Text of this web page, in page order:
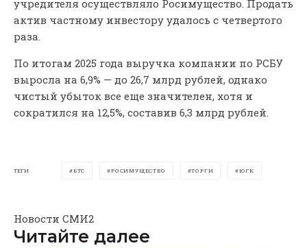
учредителя осуществляло Росимущество. Продать
актив частному инвестору удалось с четвертого
раза.
По итогам 2025 года выручка компании по РСБУ
выросла на 6,9% — до 26,7 млрд рублей, однако
чистый убыток все еще значителен, хотя и
сократился на 12,5%, составив 6,3 млрд рублей.
ТЕГИ БТС РОСИМУЩЕСТВО ТОРГИ ЮГК
Новости СМИ2
Читайте далее